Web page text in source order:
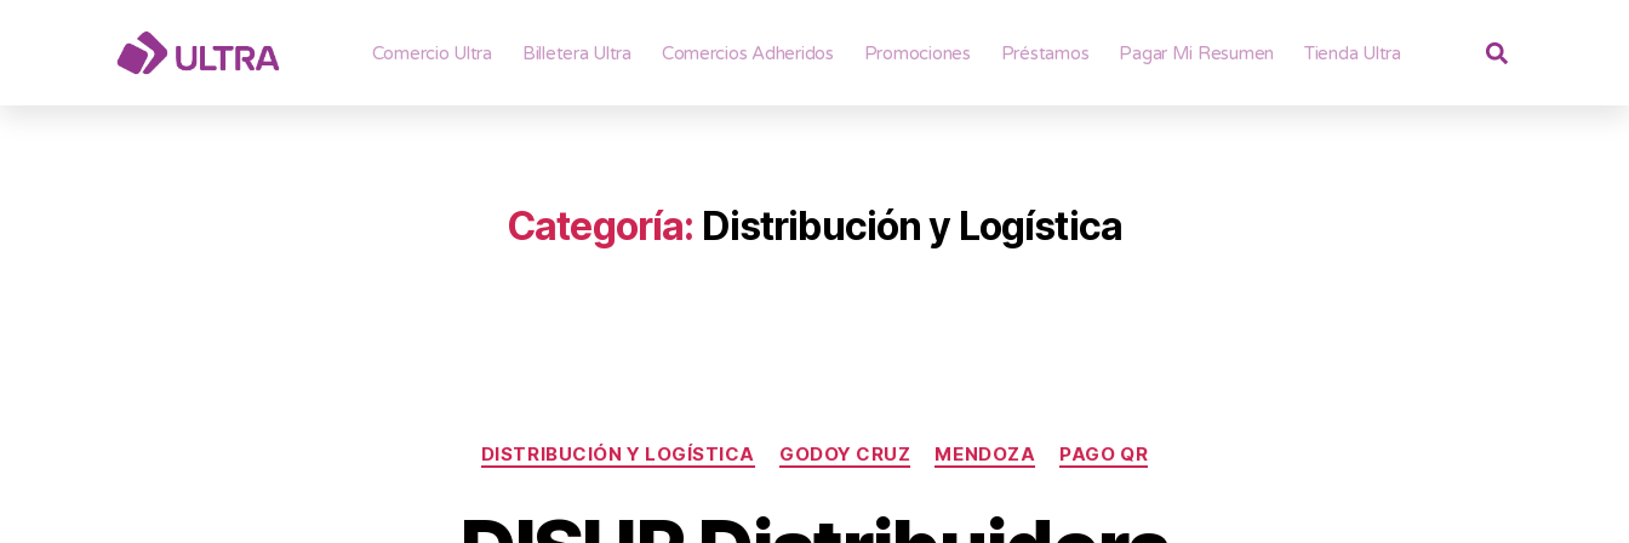
Comercio Ultra Billetera Ultra Comercios Adheridos Promociones Préstamos Pagar Mi Resumen Tienda Ultra
Categoría: Distribución y Logística
DISTRIBUCIÓN Y LOGÍSTICA GODOY CRUZ MENDOZA PAGO QR